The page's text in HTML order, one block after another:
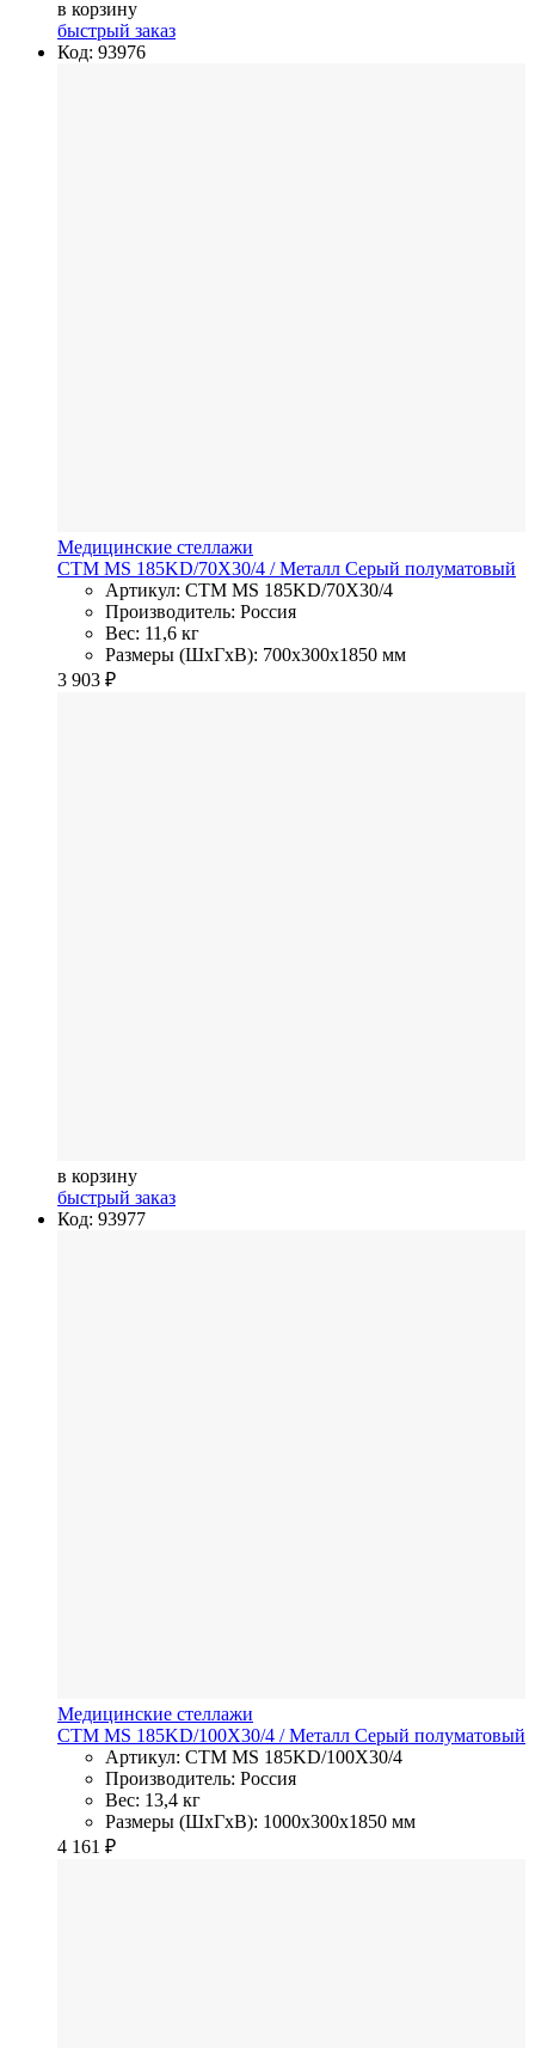
в корзину
быстрый заказ
Код: 93976
Медицинские стеллажи
СТМ MS 185KD/70Х30/4 / Металл Серый полуматовый
Артикул: СТМ MS 185KD/70Х30/4
Производитель: Россия
Вес: 11,6 кг
Размеры (ШхГхВ): 700x300x1850 мм
3 903 ₽
в корзину
быстрый заказ
Код: 93977
Медицинские стеллажи
СТМ MS 185KD/100Х30/4 / Металл Серый полуматовый
Артикул: СТМ MS 185KD/100Х30/4
Производитель: Россия
Вес: 13,4 кг
Размеры (ШхГхВ): 1000x300x1850 мм
4 161 ₽